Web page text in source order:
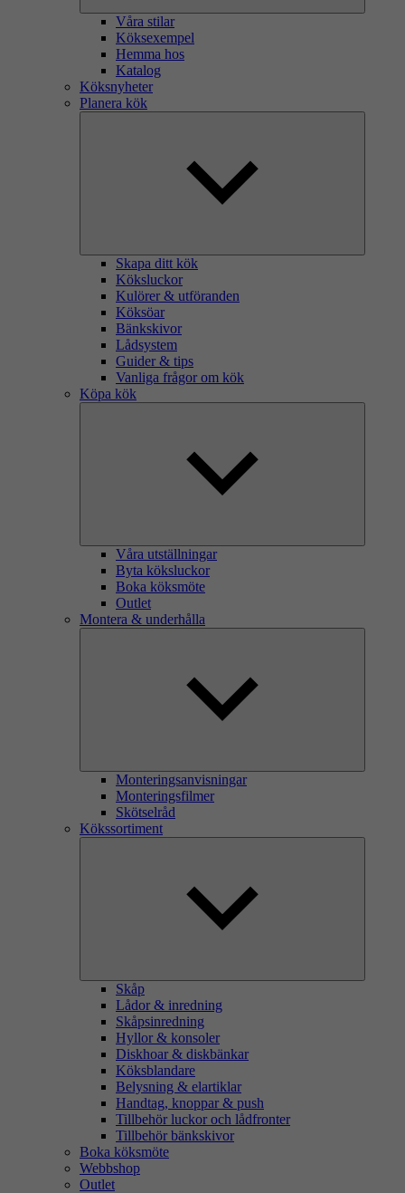
Våra stilar
Köksexempel
Hemma hos
Katalog
Köksnyheter
Planera kök
Skapa ditt kök
Köksluckor
Kulörer & utföranden
Köksöar
Bänkskivor
Lådsystem
Guider & tips
Vanliga frågor om kök
Köpa kök
Våra utställningar
Byta köksluckor
Boka köksmöte
Outlet
Montera & underhålla
Monteringsanvisningar
Monteringsfilmer
Skötselråd
Kökssortiment
Skåp
Lådor & inredning
Skåpsinredning
Hyllor & konsoler
Diskhoar & diskbänkar
Köksblandare
Belysning & elartiklar
Handtag, knoppar & push
Tillbehör luckor och lådfronter
Tillbehör bänkskivor
Boka köksmöte
Webbshop
Outlet